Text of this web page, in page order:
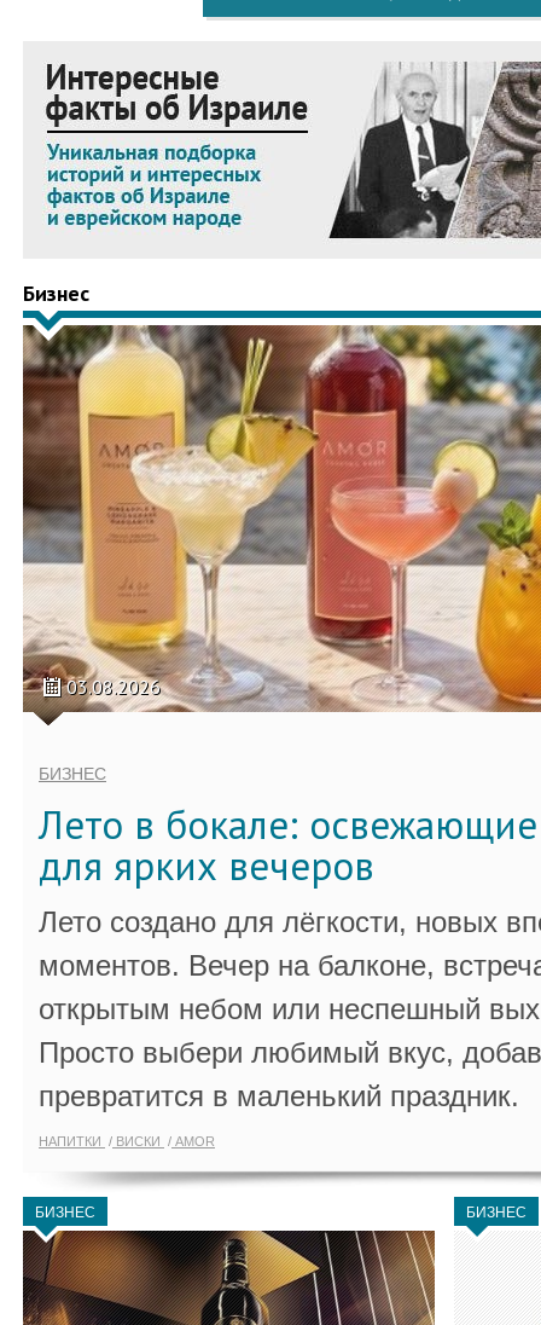
Бизнес
03.08.2026
БИЗНЕС
Лето в бокале:
для ярких вечеров
Лето создано для лёгкости, новых
моментов. Вечер на балконе,
открытым небом или неспешный
Просто выбери любимый вкус,
превратится в маленький праздник.
НАПИТКИ ВИСКИ AMOR
БИЗНЕС БИЗНЕС